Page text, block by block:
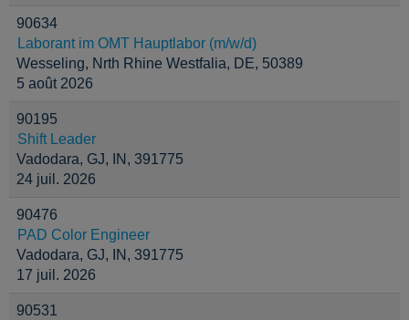
90634
Laborant im OMT Hauptlabor (m/w/d)
Wesseling, Nrth Rhine Westfalia, DE, 50389
5 août 2026
90195
Shift Leader
Vadodara, GJ, IN, 391775
24 juil. 2026
90476
PAD Color Engineer
Vadodara, GJ, IN, 391775
17 juil. 2026
90531